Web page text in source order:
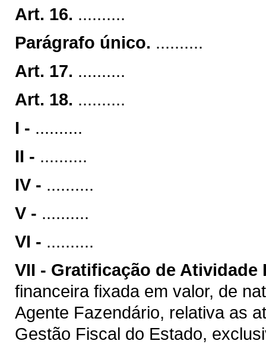
Art. 16. ..........
Parágrafo único. ..........
Art. 17. ..........
Art. 18. ..........
I - ..........
II - ..........
IV - ..........
V - ..........
VI - ..........
VII - Gratificação de Atividade
financeira fixada em valor, de
Agente Fazendário, relativa as
Gestão Fiscal do Estado,